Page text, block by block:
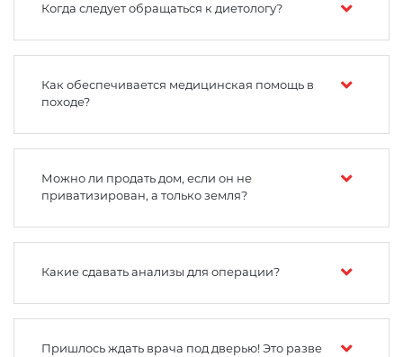
Когда следует обращаться к диетологу?
Как обеспечивается медицинская помощь в
походе?
Можно ли продать дом, если он не
приватизирован, а только земля?
Какие сдавать анализы для операции?
Пришлось ждать врача под дверью! Это разве